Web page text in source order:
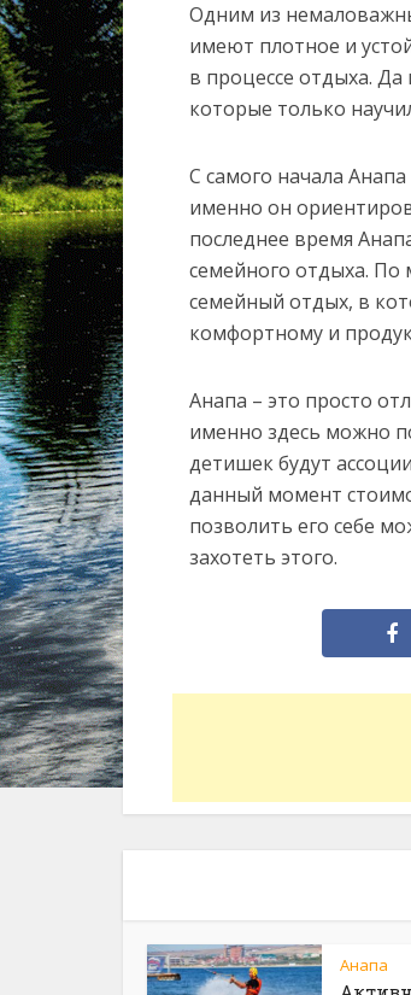
Одним из
имеют плотное и
в процессе отдыха.
которые только
С самого начала
именно он
последнее время
семейного отдыха. По
семейный отдых, в
комфортному и
Анапа – это просто
именно здесь можно
детишек будут
данный момент
позволить его себе
захотеть этого.
Анапа